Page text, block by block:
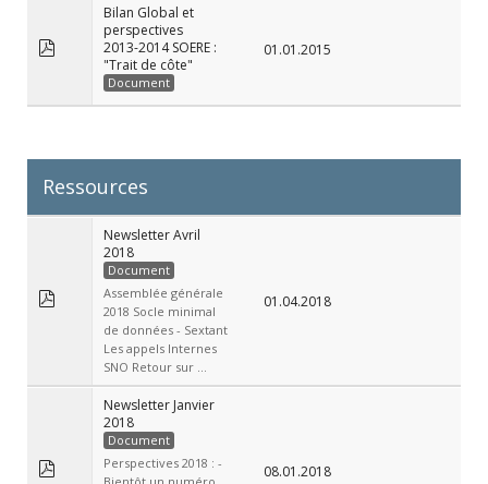
Bilan Global et
perspectives
2013-2014 SOERE :
"Trait de côte"
Document
01.01.2015
Ressources
Newsletter Avril
2018
Document
Assemblée générale
2018 Socle minimal
de données - Sextant
Les appels Internes
SNO Retour sur ...
01.04.2018
Newsletter Janvier
2018
Document
Perspectives 2018 : -
08.01.2018